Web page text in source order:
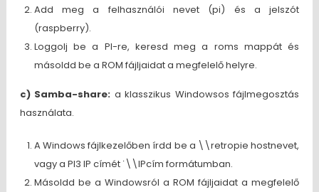
Add meg a felhasználói nevet (pi) és a jelszót
(raspberry).
Loggolj be a PI-re, keresd meg a roms mappát és
másoldd be a ROM fájljaidat a megfelelő helyre.
c) Samba-share: a klasszikus Windowsos fájlmegosztás
használata.
A Windows fájlkezelőben írdd be a \\retropie hostnevet,
vagy a PI3 IP címét ˙\\IPcím formátumban.
Másoldd be a Windowsról a ROM fájljaidat a megfelelő